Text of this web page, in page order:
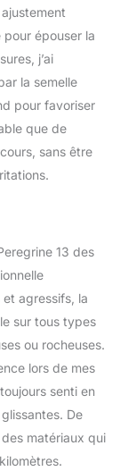
épouser la
j’ai
la semelle
pour favoriser
que de
sans être
13 des
agressifs, la
sur tous types
ou rocheuses.
lors de mes
senti en
De
matériaux qui